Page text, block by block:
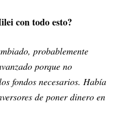
con todo esto?
probablemente
porque no
fondos necesarios. Había
de poner dinero en